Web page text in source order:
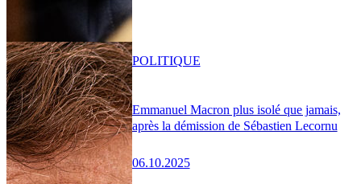
Emmanuel Macron plus isolé que jamais,
après la démission de Sébastien Lecornu
06.10.2025
POLITIQUE